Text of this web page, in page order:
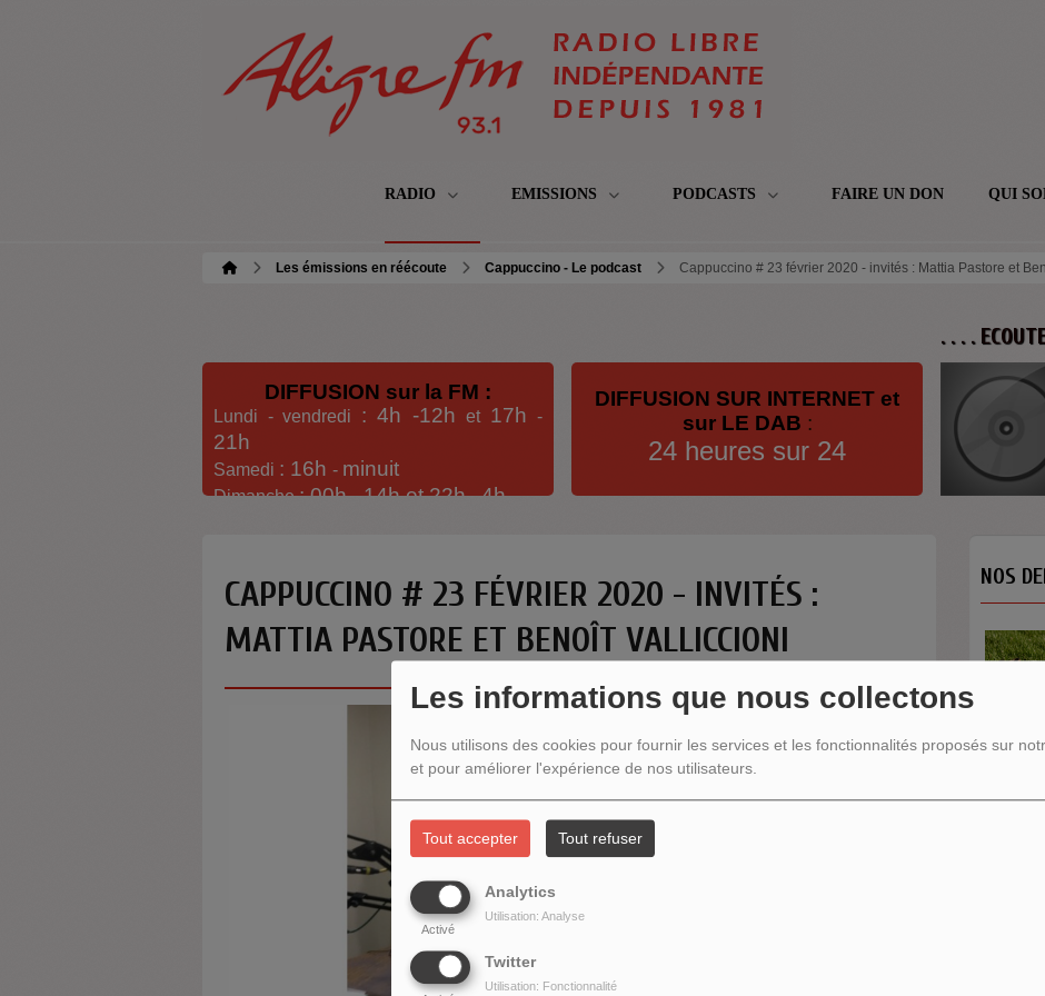
Les informations que nous collectons
Nous utilisons des cookies pour fournir les services et les fonctionnalités proposés sur
et pour améliorer l'expérience de nos utilisateurs.
Tout accepter Tout refuser
Analytics
Activé
Utilisation: Analyse
Twitter
Utilisation: Fonctionnalité
RADIO EMISSIONS PODCASTS FAIRE UN DON QUI
Les émissions en réécoute Cappuccino - Le podcast Cappuccino # 23 février 2020 - invités : Mattia Pastore et
DIFFUSION sur la FM :
Lundi - vendredi : 4h -12h et 17h -
21h
Samedi : 16h - minuit
Dimanche: 00h -14h et 22h-4h
DIFFUSION SUR INTERNET et
sur LE DAB :
24 heures sur 24
. . . .
CAPPUCCINO # 23 FÉVRIER 2020 - INVITÉS :
MATTIA PASTORE ET BENOÎT VALLICCIONI
NOS
NOS